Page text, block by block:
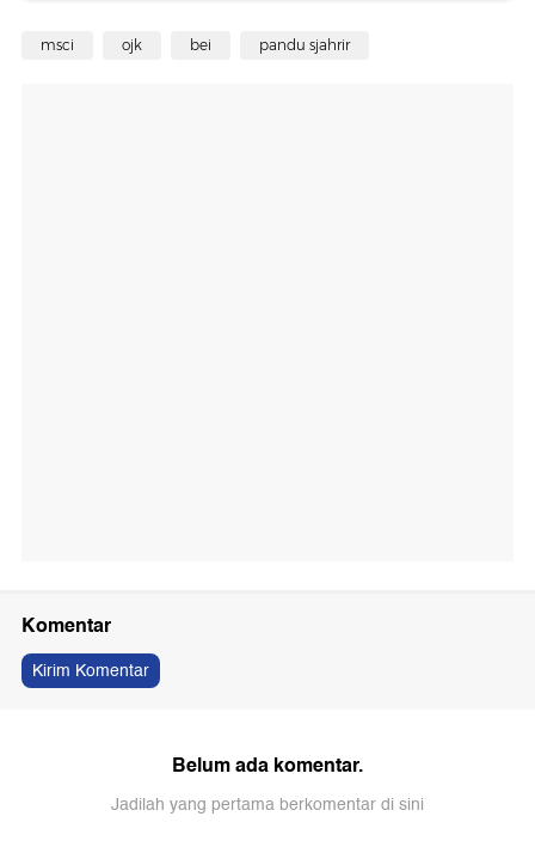
msci ojk bei pandu sjahrir
Komentar
Kirim Komentar
Belum ada komentar.
Jadilah yang pertama berkomentar di sini